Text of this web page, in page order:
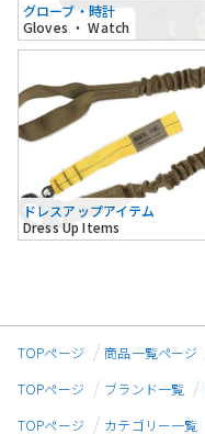
グローブ・時計
Gloves ・ Watch
ドレスアップアイテム
Dress Up Items
TOPページ 商品一覧ページ
TOPページ
ブランド一覧
TOPページ
カテゴリー一覧